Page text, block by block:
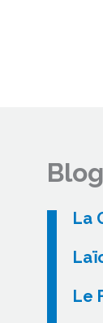
Blog
La
Le